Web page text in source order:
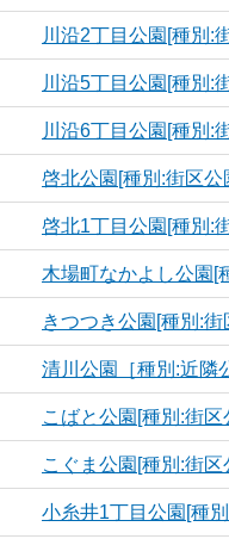
川沿2丁目公園[種別:
川沿5丁目公園[種別:
川沿6丁目公園[種別:
啓北公園[種別:街区公
啓北1丁目公園[種別:
木場町なかよし公園[
きつつき公園[種別:街
清川公園［種別:近隣
こばと公園[種別:街区
こぐま公園[種別:街区
小糸井1丁目公園[種